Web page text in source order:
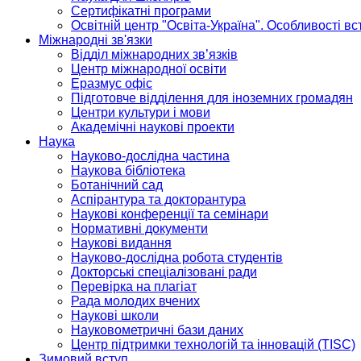
Сертифікатні програми
Освітній центр "Освіта-Україна". Особливості
Міжнародні зв'язки
Відділ міжнародних зв’язків
Центр міжнародної освіти
Еразмус офіс
Підготовче відділення для іноземних громадян
Центри культури і мови
Академічні наукові проекти
Наука
Науково-дослідна частина
Наукова бібліотека
Ботанічний сад
Аспірантура та докторантура
Наукові конференції та семінари
Нормативні документи
Наукові видання
Науково-дослідна робота студентів
Докторські спеціалізовані ради
Перевірка на плагіат
Рада молодих вчених
Наукові школи
Науковометричні бази даних
Центр підтримки технологій та інновацій (TISC)